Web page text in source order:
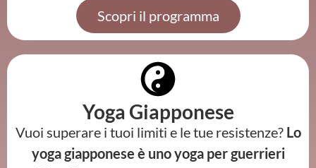
Scopri il programma
Yoga Giapponese
Vuoi superare i tuoi limiti e le tue resistenze?Lo
yoga giapponese è uno yoga per guerrieri